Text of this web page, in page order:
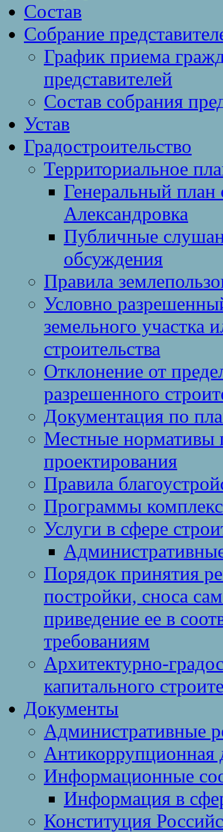
Состав
Собрание
График приема
представителей
Состав собрания
Устав
Градостроительство
Территориальное
Генеральный план
Александровка
Публичные
обсуждения
Правила
Условно
земельного участка
строительства
Отклонение от
разрешенного
Документация по
Местные нормативы
проектирования
Правила
Программы
Услуги в сфере
Порядок принятия
постройки, сноса
приведение ее в
требованиям
Архитектурно-
капитального
Документы
Административные
Антикоррупционная
Информационные
Информация в
Конституция